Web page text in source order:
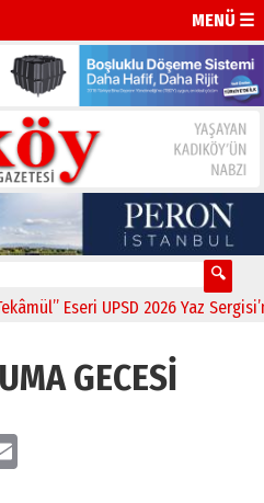
MENÜ ☰
Eseri UPSD 2026 Yaz
GECESİ
Email